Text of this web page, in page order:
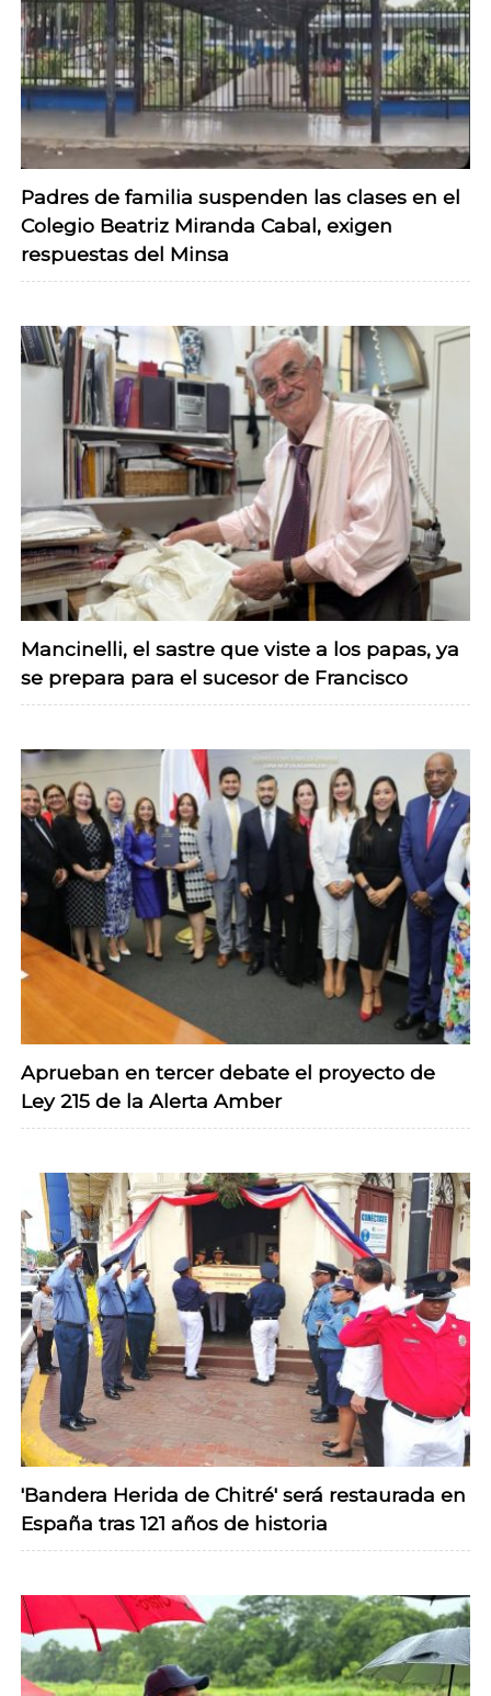
Padres de familia suspenden las clases en el
Colegio Beatriz Miranda Cabal, exigen
respuestas del Minsa
Mancinelli, el sastre que viste a los papas, ya
se prepara para el sucesor de Francisco
Aprueban en tercer debate el proyecto de
Ley 215 de la Alerta Amber
'Bandera Herida de Chitré' será restaurada en
España tras 121 años de historia